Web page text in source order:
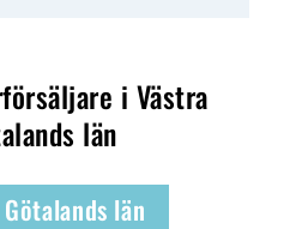
i Västra
län
län